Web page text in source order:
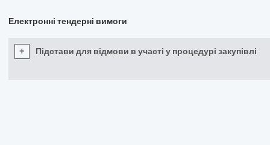
Електронні тендерні вимоги
+ Підстави для відмови в участі у процедурі закупівлі